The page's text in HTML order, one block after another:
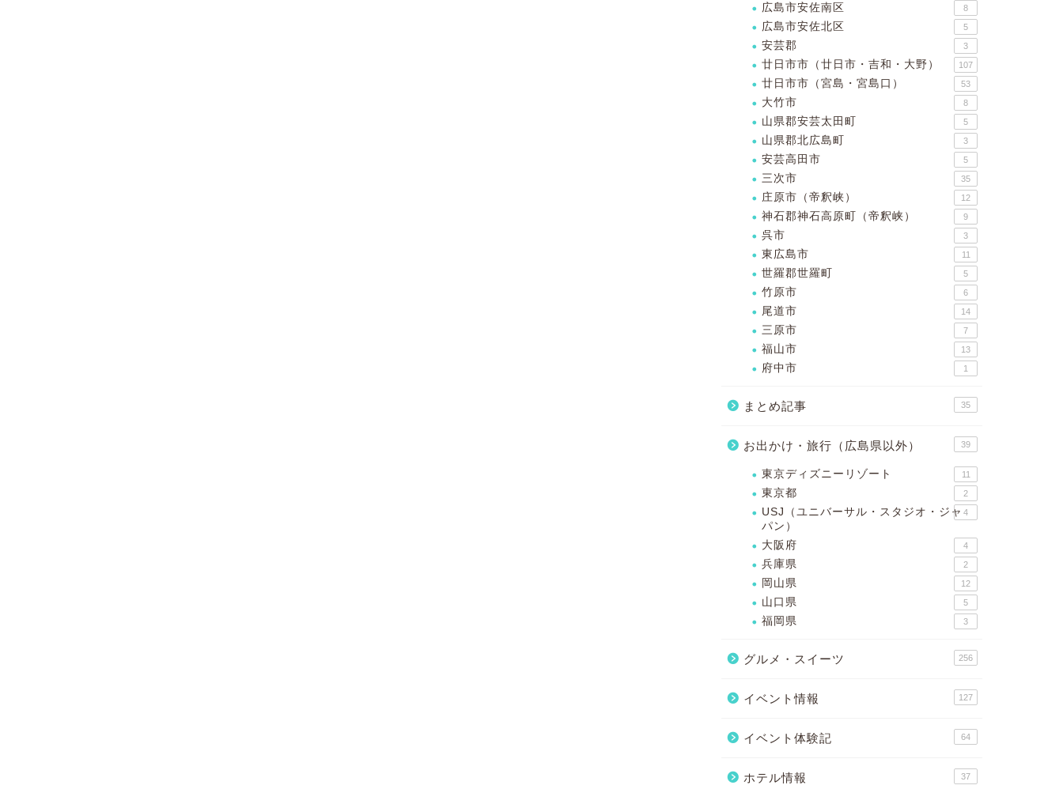
広島市安佐南区 8
広島市安佐北区 5
安芸郡 3
廿日市市（廿日市・吉和・大野） 107
廿日市市（宮島・宮島口） 53
大竹市 8
山県郡安芸太田町 5
山県郡北広島町 3
安芸高田市 5
三次市 35
庄原市（帝釈峡） 12
神石郡神石高原町（帝釈峡） 9
呉市 3
東広島市 11
世羅郡世羅町 5
竹原市 6
尾道市 14
三原市 7
福山市 13
府中市 1
まとめ記事 35
お出かけ・旅行（広島県以外） 39
東京ディズニーリゾート 11
東京都 2
USJ（ユニバーサル・スタジオ・ジャ
パン）
4
大阪府 4
兵庫県 2
岡山県 12
山口県 5
福岡県 3
グルメ・スイーツ 256
イベント情報 127
イベント体験記 64
ホテル情報 37